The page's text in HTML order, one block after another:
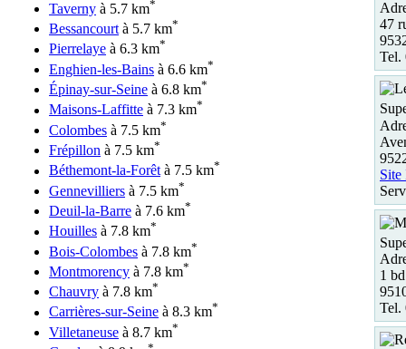
Taverny à 5.7 km*
Bessancourt à 5.7 km*
Pierrelaye à 6.3 km*
Enghien-les-Bains à 6.6 km*
Épinay-sur-Seine à 6.8 km*
Maisons-Laffitte à 7.3 km*
Colombes à 7.5 km*
Frépillon à 7.5 km*
Béthemont-la-Forêtà 7.5 km*
Gennevilliers à 7.5 km*
Deuil-la-Barre à 7.6 km*
Houilles à 7.8 km*
Bois-Colombes à 7.8 km*
Montmorency à 7.8 km*
Chauvry à 7.8 km*
Carrières-sur-Seine à 8.3 km*
Villetaneuse à 8.7 km*
47
Tel.
Site
1
Tel.